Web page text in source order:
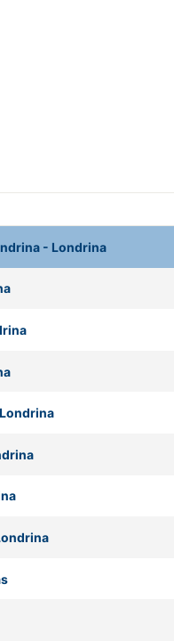
- Londrina
Londrina